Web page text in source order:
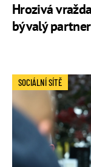
Hrozivá
bývalý partner
SOCIÁLNÍ SÍTĚ